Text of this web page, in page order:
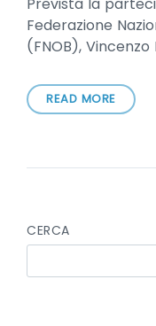
Federazione
(FNOB), Vincenzo
READ MORE
CERCA